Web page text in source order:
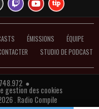
ÉMISSIONS
ÉQUIPE
STUDIO DE PODCAST
●
gestion des cookies
. Radio Compile